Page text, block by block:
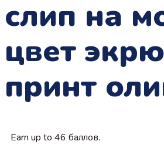
слип на
цвет
принт
Earn up to 46 баллов.